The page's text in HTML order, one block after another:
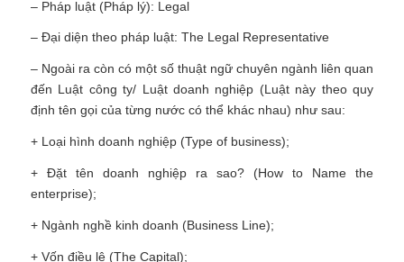
– Pháp luật (Pháp lý): Legal
– Đại diện theo pháp luật: The Legal Representative
– Ngoài ra còn có một số thuật ngữ chuyên ngành liên quan
đến Luật công ty/ Luật doanh nghiệp (Luật này theo quy
định tên gọi của từng nước có thể khác nhau) như sau:
+ Loại hình doanh nghiệp (Type of business);
+ Đặt tên doanh nghiệp ra sao? (How to Name the
enterprise);
+ Ngành nghề kinh doanh (Business Line);
+ Vốn điều lệ (The Capital);